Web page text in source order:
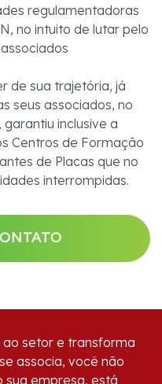
regulamentadoras
no intuito de lutar pelo
de sua trajetória, já
seus associados, no
inclusive a
Centros de Formação
de Placas que no
interrompidas.
ao setor e transforma
associa, você não
empresa, está